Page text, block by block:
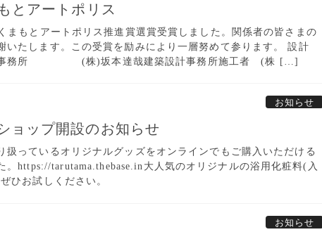
とアートポリス
まもとアートポリス推進賞選賞受賞しました。関係者の皆さまの
いたします。この受賞を励みにより一層努めて参ります。 設計
事務所 (株)坂本達哉建築設計事務所施工者 (株 […]
お知らせ
ョップ開設のお知らせ
扱っているオリジナルグッズをオンラインでもご購入いただける
。https://tarutama.thebase.in大人気のオリジナルの浴用化粧料(入
ひお試しください。
お知らせ